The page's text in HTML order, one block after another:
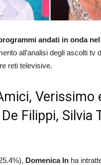
andati in onda
all’analisi degli ascolti
reti televisive.
Verissimo
Filippi, Silvia
Domenica In ha